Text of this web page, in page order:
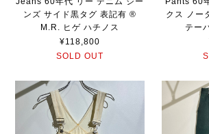
ンズ サイド黒タグ 表記有 ®
M.R. ヒゲ ハチノス
¥118,800
SOLD OUT
クス ノー
テー